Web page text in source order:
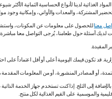
الغذائية لدينا لأنواع الحساسية الثمانية
المشتركة، والمعدات والأواني، وإمكانية
معناللحصول على معلومات عن المكونات، واستشارة
لديك أسئلة حول طعامنا، يُرجى التواصل معنا
أو المصادر المنشورة، أو من المعلومات
إلى الثلج. إذا كنت تستخدم جهاز الخدمة
والموسمية على القيم الغذائية لكل منتج.